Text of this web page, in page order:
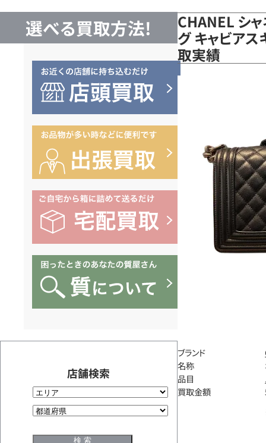
選べる買取方法!
店舗検索
CHANEL シ
グ キャビア
取実績
ブランド
名称
品目
買取金額